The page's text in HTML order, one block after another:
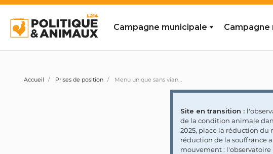
Campagne municipale Campagne
Accueil Prises de position Menu unique sans viande dans les cantines de Lyon : des élus nourrissent la polémique contre la démarche
Site en transition :
de la condition animale
2025, place la réduction
réduction de la souffrance
mouvement :